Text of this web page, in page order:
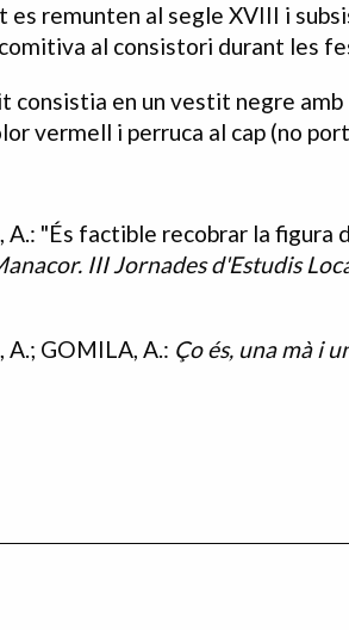
es remunten al segle XVIII i
al consistori durant les
consistia en un vestit negre
vermell i perruca al cap (no
A.: "És factible recobrar la figura
III Jornades d'Estudis
A.; GOMILA, A.: Ço és, una mà i